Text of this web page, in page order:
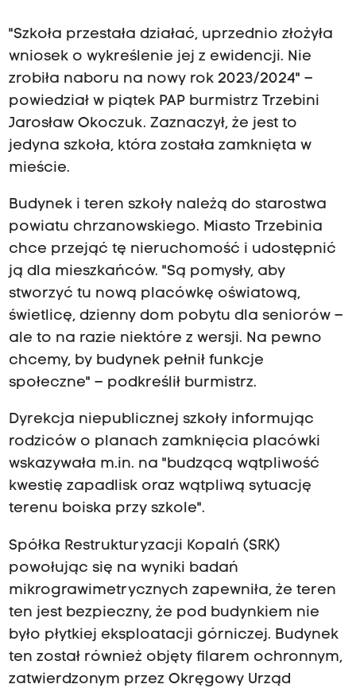
"Szkoła przestała działać, uprzednio złożyła
wniosek o wykreślenie jej z ewidencji. Nie
zrobiła naboru na nowy rok 2023/2024" –
powiedział w piątek PAP burmistrz Trzebini
Jarosław Okoczuk. Zaznaczył, że jest to
jedyna szkoła, która została zamknięta w
mieście.
Budynek i teren szkoły należą do starostwa
powiatu chrzanowskiego. Miasto Trzebinia
chce przejąć tę nieruchomość i udostępnić
ją dla mieszkańców. "Są pomysły, aby
stworzyć tu nową placówkę oświatową,
świetlicę, dzienny dom pobytu dla seniorów –
ale to na razie niektóre z wersji. Na pewno
chcemy, by budynek pełnił funkcje
społeczne" – podkreślił burmistrz.
Dyrekcja niepublicznej szkoły informując
rodziców o planach zamknięcia placówki
wskazywała m.in. na "budzącą wątpliwość
kwestię zapadlisk oraz wątpliwą sytuację
terenu boiska przy szkole".
Spółka Restrukturyzacji Kopalń (SRK)
powołując się na wyniki badań
mikrograwimetrycznych zapewniła, że teren
ten jest bezpieczny, że pod budynkiem nie
było płytkiej eksploatacji górniczej. Budynek
ten został również objęty filarem ochronnym,
zatwierdzonym przez Okręgowy Urząd